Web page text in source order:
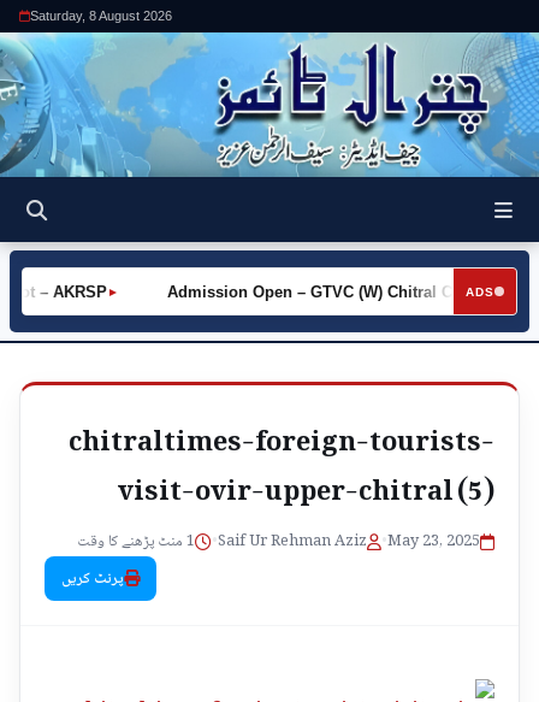
Saturday, 8 August 2026
ADS
►
– AKRSP ►
Admission Open – GTVC (W) Chitral City
chitraltimes-foreign-tourists-
visit-ovir-upper-chitral (5)
May 23, 2025
•
Saif Ur Rehman Aziz
•
1 منٹ پڑھنے کا وقت
پرنٹ کریں